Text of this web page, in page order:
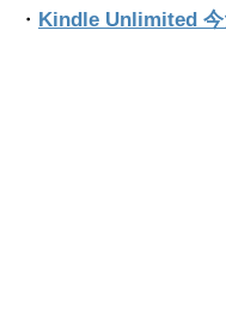
・ Kindle Unlimited 今